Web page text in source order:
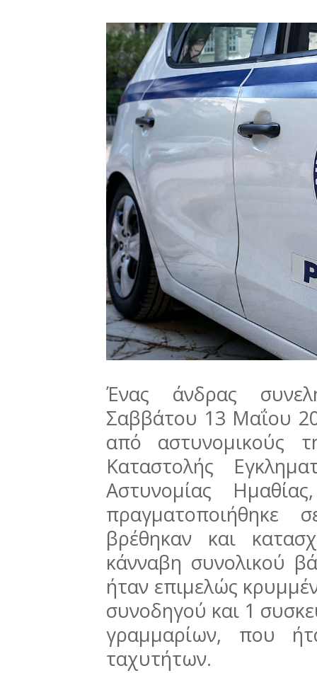
Ένας άνδρας
Σαββάτου 13 Μαΐου
από αστυνομικούς
Καταστολής
Αστυνομίας
βρέθηκαν και
κάνναβη συνολικού
ήταν επιμελώς
συνοδηγού και 1
γραμμαρίων, που
ταχυτήτων.